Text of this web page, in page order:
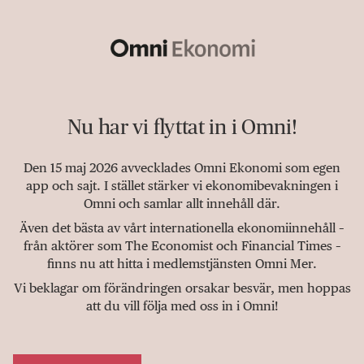
Nu har vi flyttat in i Omni!
Den 15 maj 2026 avvecklades Omni Ekonomi som egen
app och sajt. I stället stärker vi ekonomibevakningen i
Omni och samlar allt innehåll där.
Även det bästa av vårt internationella ekonomiinnehåll –
från aktörer som The Economist och Financial Times –
finns nu att hitta i medlemstjänsten Omni Mer.
Vi beklagar om förändringen orsakar besvär, men hoppas
att du vill följa med oss in i Omni!